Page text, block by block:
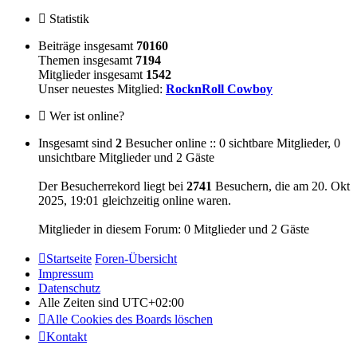
Statistik
Beiträge insgesamt 70160
Themen insgesamt 7194
Mitglieder insgesamt 1542
Unser neuestes Mitglied: RocknRoll Cowboy
Wer ist online?
Insgesamt sind 2 Besucher online :: 0 sichtbare Mitglieder, 0
unsichtbare Mitglieder und 2 Gäste
Der Besucherrekord liegt bei 2741 Besuchern, die am 20. Okt
2025, 19:01 gleichzeitig online waren.
Mitglieder in diesem Forum: 0 Mitglieder und 2 Gäste
Startseite Foren-Übersicht
Impressum
Datenschutz
Alle Zeiten sind UTC+02:00
Alle Cookies des Boards löschen
Kontakt